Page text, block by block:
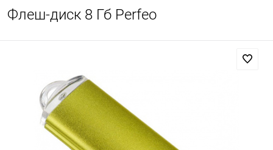
Флеш-диск 8 Гб Perfeo